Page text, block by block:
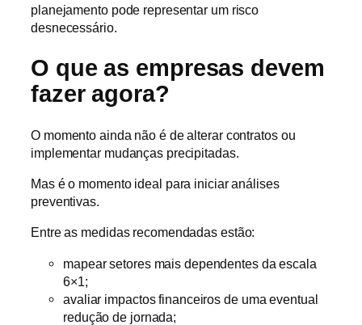
planejamento pode representar um risco
desnecessário.
O que as empresas devem
fazer agora?
O momento ainda não é de alterar contratos ou
implementar mudanças precipitadas.
Mas é o momento ideal para iniciar análises
preventivas.
Entre as medidas recomendadas estão:
mapear setores mais dependentes da escala
6×1;
avaliar impactos financeiros de uma eventual
redução de jornada;